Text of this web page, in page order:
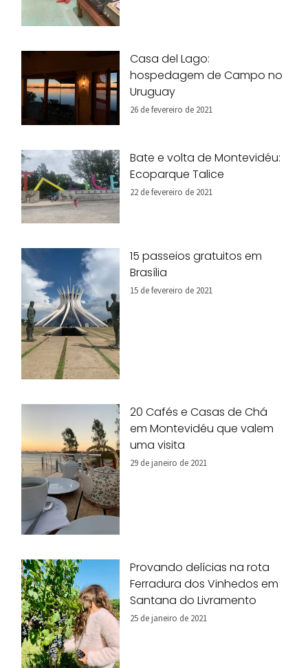
Casa del Lago:
hospedagem de Campo no
Uruguay
26 de fevereiro de 2021
Bate e volta de Montevidéu:
Ecoparque Talice
22 de fevereiro de 2021
15 passeios gratuitos em
Brasília
15 de fevereiro de 2021
20 Cafés e Casas de Chá
em Montevidéu que valem
uma visita
29 de janeiro de 2021
Provando delícias na rota
Ferradura dos Vinhedos em
Santana do Livramento
25 de janeiro de 2021